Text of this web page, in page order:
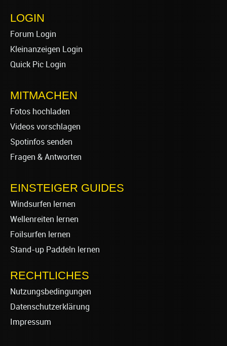
LOGIN
Forum Login
Kleinanzeigen Login
Quick Pic Login
MITMACHEN
Fotos hochladen
Videos vorschlagen
Spotinfos senden
Fragen & Antworten
EINSTEIGER GUIDES
Windsurfen lernen
Wellenreiten lernen
Foilsurfen lernen
Stand-up Paddeln lernen
RECHTLICHES
Nutzungsbedingungen
Datenschutzerklärung
Impressum